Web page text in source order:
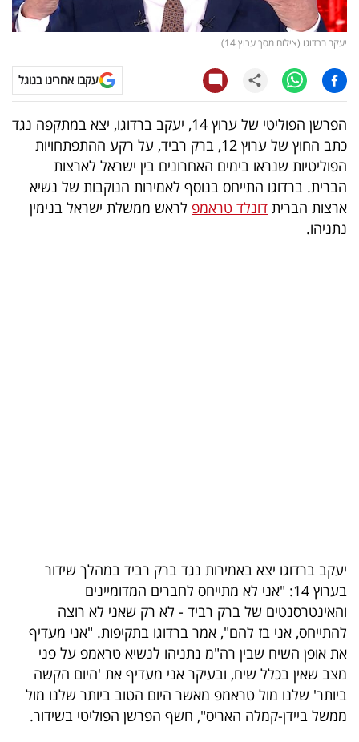
קריפטו
טלוויזיה
עסקי
ספורט
קריירה
ולימודים
המילון
הכלכלי
פודקאסט
40
UNDER
40
יעקב ברדוגו (צילום מסך ערוץ 14)
עקבו אחרינו בגוגל
הפרשן הפוליטי של ערוץ 14, יעקב ברדוגו, יצא במתקפה נגד
כתב החוץ של ערוץ 12, ברק רביד, על רקע ההתפתחויות
הפוליטיות שנראו בימים האחרונים בין ישראל לארצות
הברית. ברדוגו התייחס בנוסף לאמירות הנוקבות של נשיא
ארצות הברית דונלד טראמפ לראש ממשלת ישראל בנימין
נתניהו.
יעקב ברדוגו יצא באמירות נגד ברק רביד במהלך שידור
בערוץ 14: "אני לא מתייחס לחברים המדומיינים
והאינטרסנטים של ברק רביד - לא רק שאני לא רוצה
להתייחס, אני בז להם", אמר ברדוגו בתקיפות. "אני מעדיף
את אופן השיח שבין רה"מ נתניהו לנשיא טראמפ על פני
מצב שאין בכלל שיח, ובעיקר אני מעדיף את 'היום הקשה
ביותר' שלנו מול טראמפ מאשר היום הטוב ביותר שלנו מול
ממשל ביידן-קמלה האריס", חשף הפרשן הפוליטי בשידור.